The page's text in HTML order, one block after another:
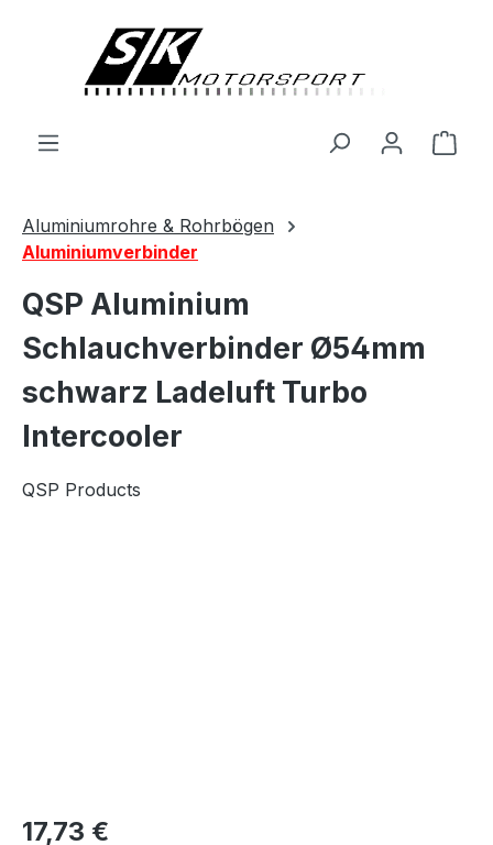
Aluminiumrohre & Rohrbögen
Aluminiumverbinder
QSP Aluminium
Schlauchverbinder Ø54mm
schwarz Ladeluft Turbo
Intercooler
QSP Products
17,73 €